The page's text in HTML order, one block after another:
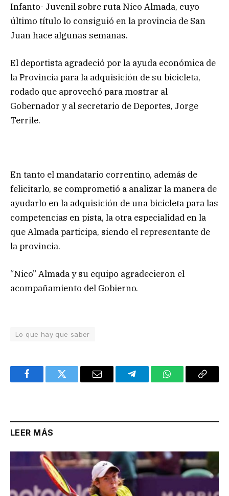
Infanto- Juvenil sobre ruta Nico Almada, cuyo
último título lo consiguió en la provincia de San
Juan hace algunas semanas.
El deportista agradeció por la ayuda económica de
la Provincia para la adquisición de su bicicleta,
rodado que aprovechó para mostrar al
Gobernador y al secretario de Deportes, Jorge
Terrile.
En tanto el mandatario correntino, además de
felicitarlo, se comprometió a analizar la manera de
ayudarlo en la adquisición de una bicicleta para las
competencias en pista, la otra especialidad en la
que Almada participa, siendo el representante de
la provincia.
“Nico” Almada y su equipo agradecieron el
acompañamiento del Gobierno.
Lo que hay que saber
FacebookTwitter Email TelegramWhatsAppCopy
LEER MÁS